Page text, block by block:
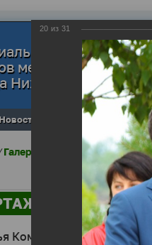
сайт
местного
Нижневартовска
Новости Местное
Галерея города /
Комарова поздравила
20 из 31